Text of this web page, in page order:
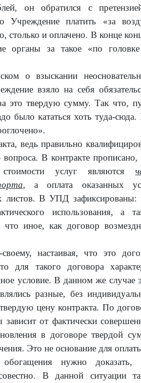
он обратился с
платить «за
столько и оплачено. В конце
органы за такое «по
о взыскании
взяло на себя
это твердую сумму. Так что,
было кататься хоть туда-сюда.
ведь правильно
В контракте прописано,
услуг являются
, а оплата оказанных
листов. В УПД зафиксированы:
использования, а
иное, как договор
настаивая, что это
такого договора
условие. В данном же случае
разные, без
цену контракта. По
зависит от фактически
в договоре твердой
Это не основание для
нужно доказать,
В данной ситуации